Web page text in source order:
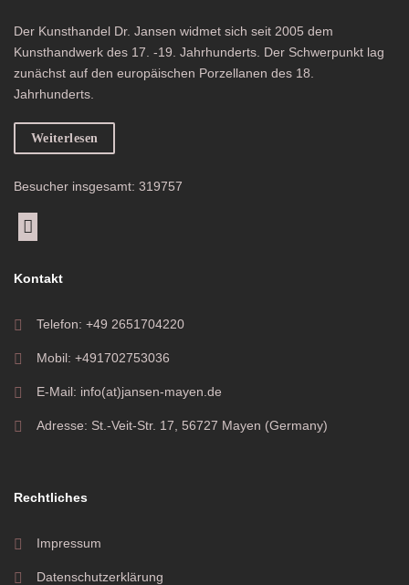
Der Kunsthandel Dr. Jansen widmet sich seit 2005 dem
Kunsthandwerk des 17. -19. Jahrhunderts. Der Schwerpunkt lag
zunächst auf den europäischen Porzellanen des 18.
Jahrhunderts.
Weiterlesen
Besucher insgesamt: 319757
Kontakt
Telefon: +49 2651704220
Mobil: +491702753036
E-Mail: info(at)jansen-mayen.de
Adresse: St.-Veit-Str. 17, 56727 Mayen (Germany)
Rechtliches
Impressum
Datenschutzerklärung